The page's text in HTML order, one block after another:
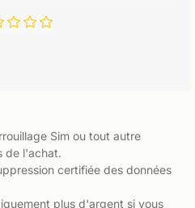
Sim ou tout autre
de l'achat.
certifiée des données
plus d'argent si vous